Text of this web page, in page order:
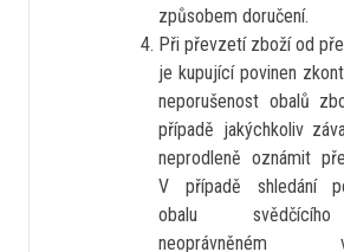
způsobem doručení.
Při převzetí zboží od
je kupující povinen
neporušenost obalů
případě jakýchkoliv
neprodleně oznámit
V případě shledání
obalu
neoprávněném